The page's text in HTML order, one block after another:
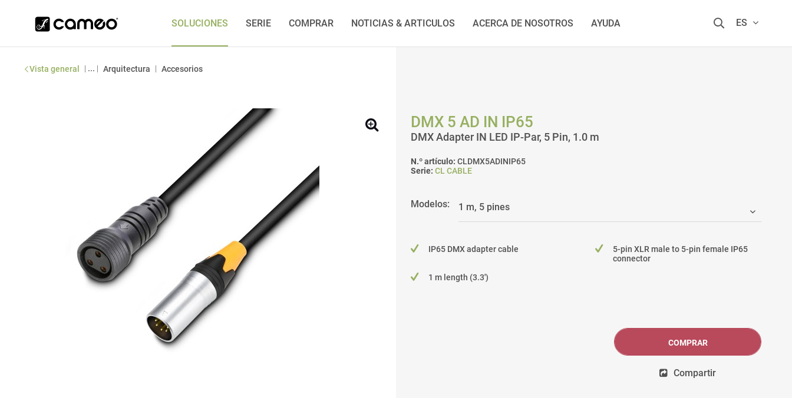
SOLUCIONES SERIE COMPRAR NOTICIAS & ARTICULOS ACERCA DE NOSOTROS AYUDA ES
Vista general | ... | Arquitectura | Accesorios
DMX 5 AD IN IP65
DMX Adapter IN LED IP-Par, 5 Pin, 1.0 m
N.º artículo: CLDMX5ADINIP65
Serie: CL CABLE
Modelos:
IP65 DMX adapter cable
5-pin XLR male to 5-pin female IP65
connector
1 m length (3.3')
COMPRAR
Compartir